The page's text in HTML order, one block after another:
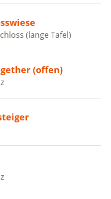
(lange Tafel)
(offen)